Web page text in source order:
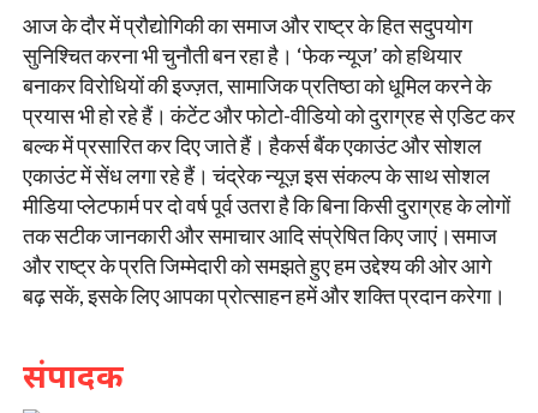
आज के दौर में प्रौद्योगिकी का समाज और राष्ट्र के हित सदुपयोग
सुनिश्चित करना भी चुनौती बन रहा है। ‘फेक न्यूज’ को हथियार
बनाकर विरोधियों की इज्ज़त, सामाजिक प्रतिष्ठा को धूमिल करने के
प्रयास भी हो रहे हैं। कंटेंट और फोटो-वीडियो को दुराग्रह से एडिट कर
बल्क में प्रसारित कर दिए जाते हैं। हैकर्स बैंक एकाउंट और सोशल
एकाउंट में सेंध लगा रहे हैं। चंद्रेक न्यूज़ इस संकल्प के साथ सोशल
मीडिया प्लेटफार्म पर दो वर्ष पूर्व उतरा है कि बिना किसी दुराग्रह के लोगों
तक सटीक जानकारी और समाचार आदि संप्रेषित किए जाएं।समाज
और राष्ट्र के प्रति जिम्मेदारी को समझते हुए हम उद्देश्य की ओर आगे
बढ़ सकें, इसके लिए आपका प्रोत्साहन हमें और शक्ति प्रदान करेगा।
संपादक